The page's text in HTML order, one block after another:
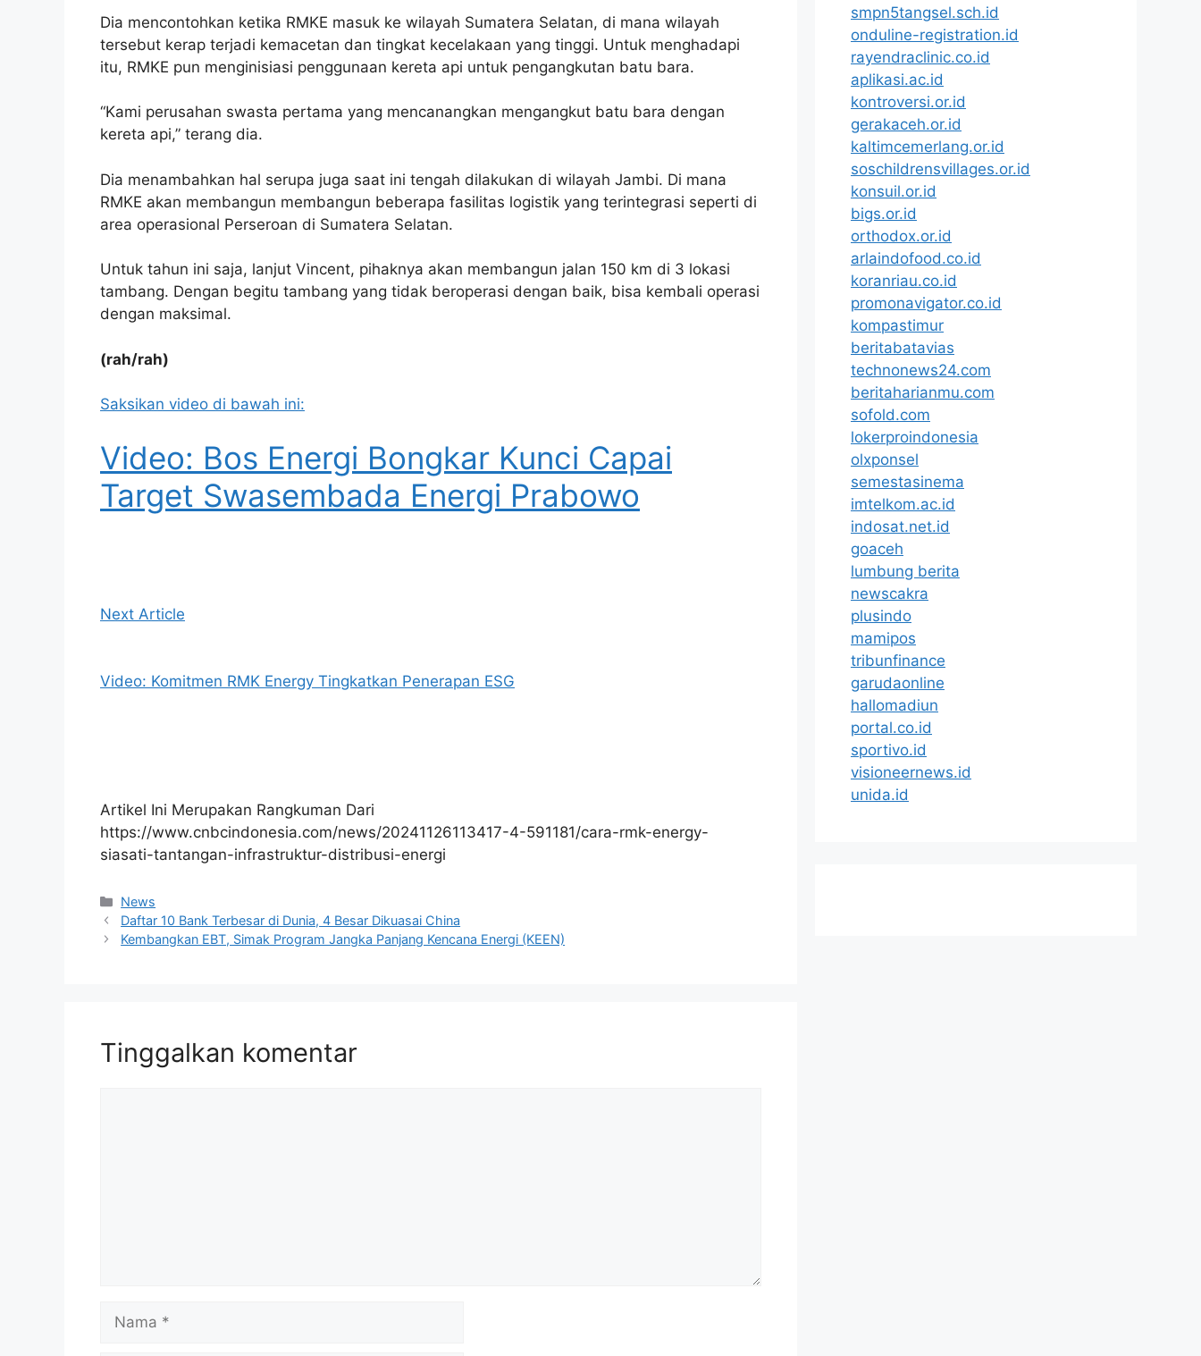
Dia mencontohkan ketika RMKE masuk ke wilayah Sumatera Selatan, di mana wilayah
tersebut kerap terjadi kemacetan dan tingkat kecelakaan yang tinggi. Untuk menghadapi
itu, RMKE pun menginisiasi penggunaan kereta api untuk pengangkutan batu bara.
“Kami perusahan swasta pertama yang mencanangkan mengangkut batu bara dengan
kereta api,” terang dia.
Dia menambahkan hal serupa juga saat ini tengah dilakukan di wilayah Jambi. Di mana
RMKE akan membangun membangun beberapa fasilitas logistik yang terintegrasi seperti di
area operasional Perseroan di Sumatera Selatan.
Untuk tahun ini saja, lanjut Vincent, pihaknya akan membangun jalan 150 km di 3 lokasi
tambang. Dengan begitu tambang yang tidak beroperasi dengan baik, bisa kembali operasi
dengan maksimal.
(rah/rah)
Saksikan video di bawah ini:
Video: Bos Energi Bongkar Kunci Capai
Target Swasembada Energi Prabowo
Next Article
Video: Komitmen RMK Energy Tingkatkan Penerapan ESG
Artikel Ini Merupakan Rangkuman Dari
https://www.cnbcindonesia.com/news/20241126113417-4-591181/cara-rmk-energy-
siasati-tantangan-infrastruktur-distribusi-energi
Kategori
News
Daftar 10 Bank Terbesar di Dunia, 4 Besar Dikuasai China
Kembangkan EBT, Simak Program Jangka Panjang Kencana Energi (KEEN)
Tinggalkan komentar
smpn5tangsel.sch.id
onduline-registration.id
rayendraclinic.co.id
aplikasi.ac.id
kontroversi.or.id
gerakaceh.or.id
kaltimcemerlang.or.id
soschildrensvillages.or.id
konsuil.or.id
bigs.or.id
orthodox.or.id
arlaindofood.co.id
koranriau.co.id
promonavigator.co.id
kompastimur
beritabatavias
technonews24.com
beritaharianmu.com
sofold.com
lokerproindonesia
olxponsel
semestasinema
imtelkom.ac.id
indosat.net.id
goaceh
lumbung berita
newscakra
plusindo
mamipos
tribunfinance
garudaonline
hallomadiun
portal.co.id
sportivo.id
visioneernews.id
unida.id